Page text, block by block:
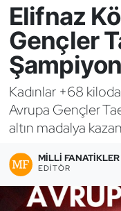
Elifnaz
Gençler
Kadınlar +68
Avrupa Gençler
altın madalya
MILLI
EDITÖR
Binicilik
Bisiklet
Bocce Bowling
Boks
Briç
Buz Hokeyi